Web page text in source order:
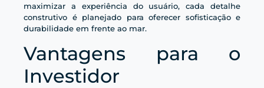
maximizar a experiência do usuário, cada detalhe
construtivo é planejado para oferecer sofisticação e
durabilidade em frente ao mar.
Vantagens para o
Investidor